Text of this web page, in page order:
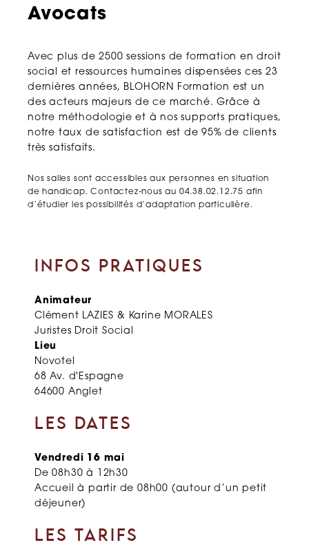
Avocats
Avec plus de 2500 sessions de formation en droit
social et ressources humaines dispensées ces 23
dernières années, BLOHORN Formation est un
des acteurs majeurs de ce marché. Grâce à
notre méthodologie et à nos supports pratiques,
notre taux de satisfaction est de 95% de clients
très satisfaits.
Nos salles sont accessibles aux personnes en situation
de handicap. Contactez-nous au 04.38.02.12.75 afin
d’étudier les possibilités d’adaptation particulière.
INFOS PRATIQUES
Animateur
Clément LAZIES & Karine MORALES
Juristes Droit Social
Lieu
Novotel
68 Av. d'Espagne
64600 Anglet
LES DATES
Vendredi 16 mai
De 08h30 à 12h30
Accueil à partir de 08h00 (autour d’un petit
déjeuner)
LES TARIFS